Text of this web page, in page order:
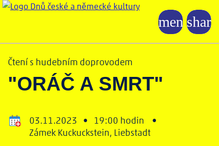
Čtení s hudebním doprovodem
"ORÁČ A SMRT"
03.11.2023 • 19:00 hodin •
Zámek Kuckuckstein, Liebstadt